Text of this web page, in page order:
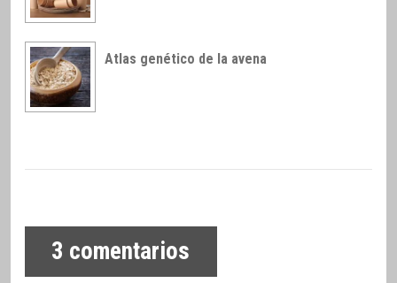
Atlas genético de la avena
3 comentarios